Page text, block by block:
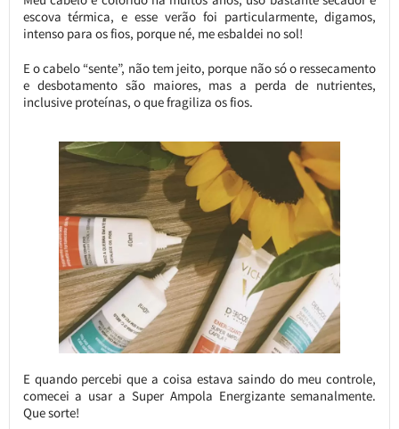
escova térmica, e esse verão foi particularmente, digamos,
intenso para os fios, porque né, me esbaldei no sol!
E o cabelo “sente”, não tem jeito, porque não só o ressecamento
e desbotamento são maiores, mas a perda de nutrientes,
inclusive proteínas, o que fragiliza os fios.
E quando percebi que a coisa estava saindo do meu controle,
comecei a usar a Super Ampola Energizante semanalmente.
Que sorte!